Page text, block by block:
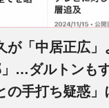
が「中居正広」
」…ダルトンも
の手打ち疑惑